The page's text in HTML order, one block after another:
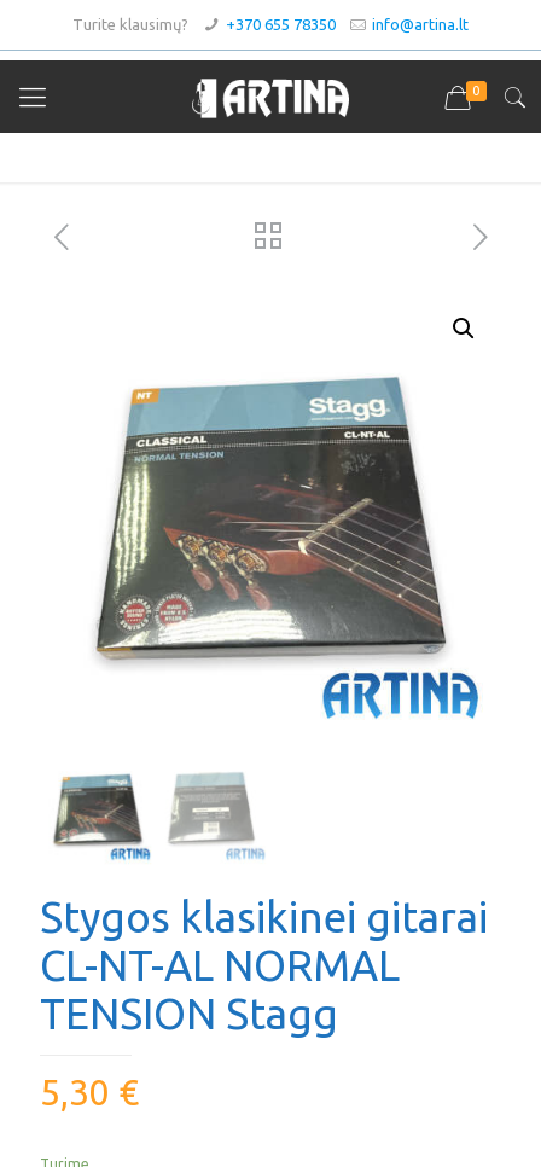
Turite klausimų? +370 655 78350 info@artina.lt
0
Asortimentas
Stygos klasikinei gitarai
CL-NT-AL NORMAL
TENSION Stagg
5,30 €
Turime